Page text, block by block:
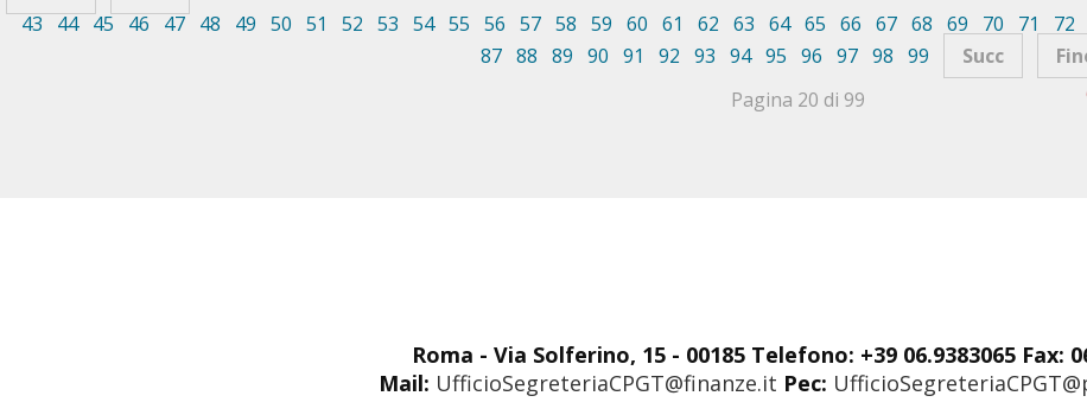
43
44 45 46 47 48 49 50 51 52 53 54 55 56 57 58 59 60 61 62 63 64 65 66 67 68 69 70 71 72
87 88 89 90 91 92 93 94 95 96 97 98 99 Succ
Pagina 20 di 99
Roma - Via Solferino, 15 - 00185 Telefono: +39 06.9383065 Fax:
Mail: UfficioSegreteriaCPGT@finanze.it Pec: